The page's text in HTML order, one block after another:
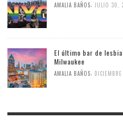
AMALIA BAÑOS JULIO 30,
El último bar de
Milwaukee
AMALIA BAÑOS